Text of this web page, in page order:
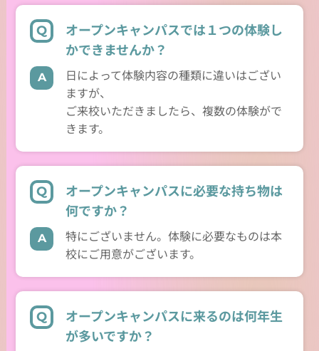
オープンキャンパスでは１つの体験し
かできませんか？
日によって体験内容の種類に違いはござい
ますが、
ご来校いただきましたら、複数の体験がで
きます。
オープンキャンパスに必要な持ち物は
何ですか？
特にございません。体験に必要なものは本
校にご用意がございます。
オープンキャンパスに来るのは何年生
が多いですか？